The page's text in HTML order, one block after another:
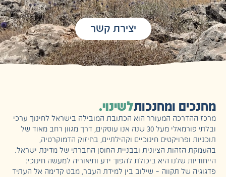
יצירת קשר
ומחנכותלשינוי.
המעורר הוא הכתובת המובילה בישראל לחינוך ערכי
ובלתי פורמאלי מעל 30 שנה אנו עוסקים, דרך מגוון רחב מאוד של
חינוכיים וקהילתיים, בחיזוק הדמוקרטיה,
הציונית ובבניית החוסן החברתי של מדינת ישראל.
שלנו היא ביכולת להפוך ידע ותיאוריה למעשה חינוכי:
של תקווה – שילוב בין למידת העבר, מבט קדימה אל העתיד